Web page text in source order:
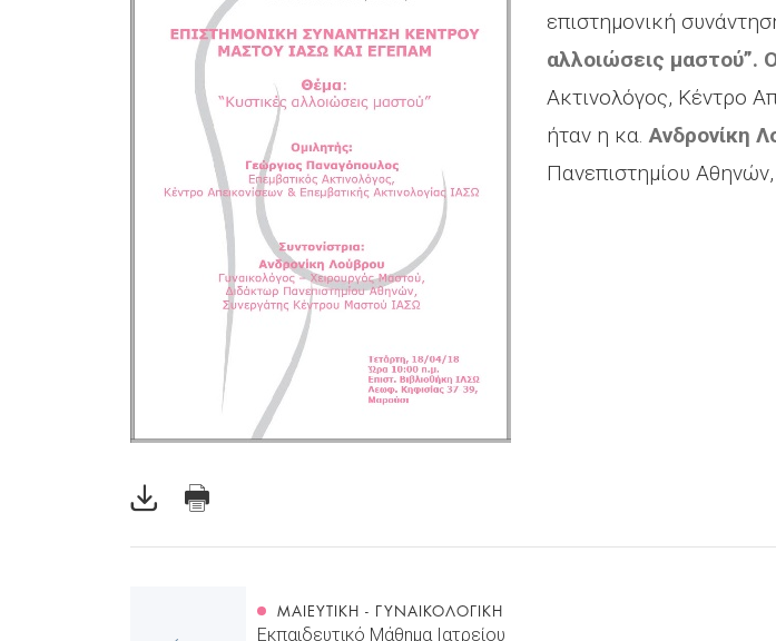
επιστημονική
αλλοιώσεις μαστού”.
Ακτινολόγος, Κέντρο
ήταν η κα.Ανδρονίκη
Πανεπιστημίου
ΜΑΙΕΥΤΙΚΉ - ΓΥΝΑΙΚΟΛΟΓΙΚΉ
Εκπαιδευτικό Μάθημα Ιατρείου